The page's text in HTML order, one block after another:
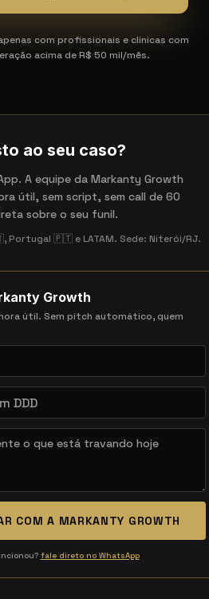
com profissionais e clínicas com
acima de R$ 50 mil/mês.
ao seu caso?
A equipe da Markanty Growth
útil, sem script, sem call de 60
sobre o seu funil.
🇵🇹 e LATAM. Sede: Niterói/RJ.
Growth
útil. Sem pitch automático, quem
COM A MARKANTY GROWTH
fale direto no WhatsApp